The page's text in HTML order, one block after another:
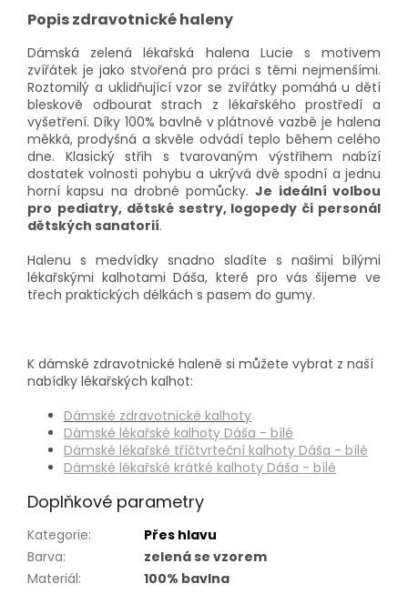
Popis zdravotnické haleny
Dámská zelená lékařská halena Lucie s motivem
zvířátek je jako stvořená pro práci s těmi nejmenšími.
Roztomilý a uklidňující vzor se zvířátky pomáhá u dětí
bleskově odbourat strach z lékařského prostředí a
vyšetření. Díky 100% bavlně v plátnové vazbě je halena
měkká, prodyšná a skvěle odvádí teplo během celého
dne. Klasický střih s tvarovaným výstřihem nabízí
dostatek volnosti pohybu a ukrývá dvě spodní a jednu
horní kapsu na drobné pomůcky.Je ideální volbou
pro pediatry, dětské sestry, logopedy či personál
dětských sanatorií.
Halenu s medvídky snadno sladíte s našimi bílými
lékařskými kalhotami Dáša, které pro vás šijeme ve
třech praktických délkách s pasem do gumy.
K dámské zdravotnické haleně si můžete vybrat z naší
nabídky lékařských kalhot:
Dámské zdravotnické kalhoty
Dámské lékařské kalhoty Dáša - bílé
Dámské lékařské tříčtvrteční kalhoty Dáša - bílé
Dámské lékařské krátké kalhoty Dáša - bílé
Doplňkové parametry
Kategorie:
Přes hlavu
Barva:
zelená se vzorem
Materiál:
100% bavlna